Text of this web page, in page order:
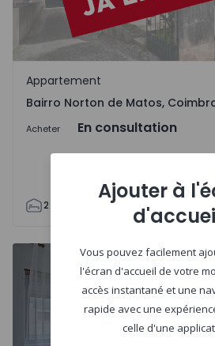
Bairro Norton de Matos,
Appartement
Bairro Norton de Matos,
Acheter En consultation
2 112 125
Appartement T3 Coimbra,
Ajouter à
Vous pouvez facilement
l'écran d'accueil de votre
accès instantané et une
rapide avec une
celle d'une